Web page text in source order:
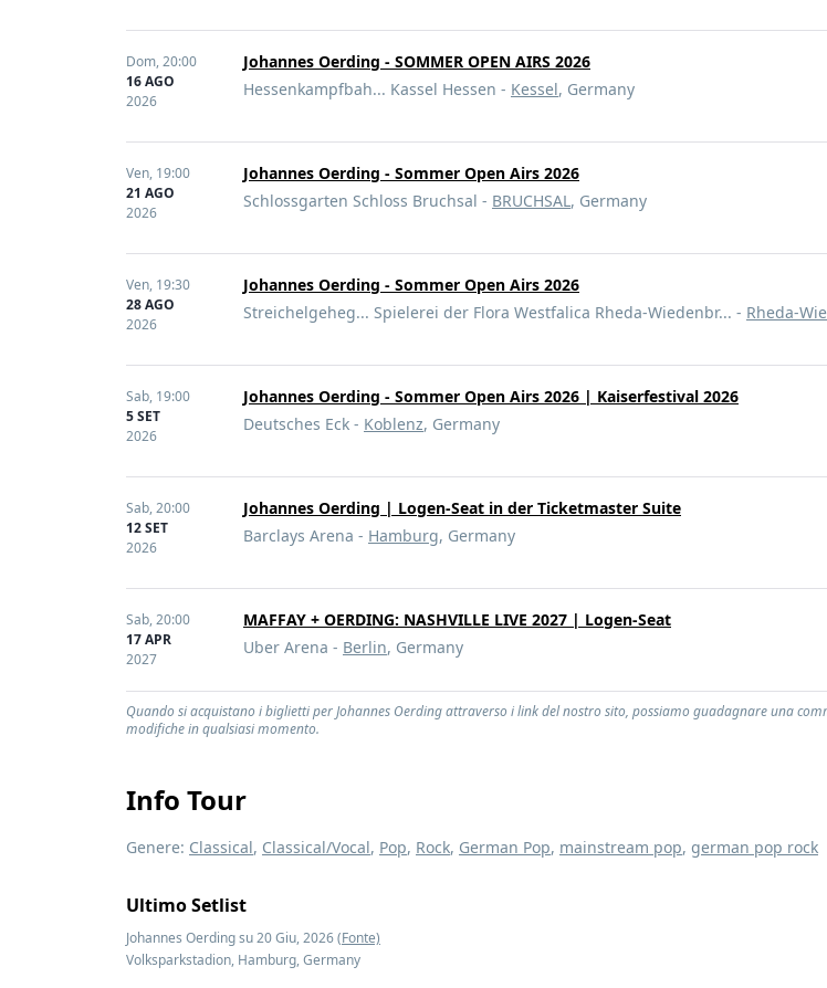
Dom,20:00
16 AGO
2026
Johannes Oerding - SOMMER OPEN AIRS 2026
Hessenkampfbah... Kassel Hessen - Kessel, Germany
Ven, 19:00
21 AGO
2026
Johannes Oerding - Sommer Open Airs 2026
Schlossgarten Schloss Bruchsal - BRUCHSAL, Germany
Ven, 19:30
28 AGO
2026
Johannes Oerding - Sommer Open Airs 2026
Streichelgeheg... Spielerei der Flora Westfalica Rheda-Wiedenbr... - Rheda-
Sab, 19:00
5 SET
2026
Johannes Oerding - Sommer Open Airs 2026 | Kaiserfestival 2026
Deutsches Eck - Koblenz, Germany
Sab,20:00
12 SET
2026
Johannes Oerding | Logen-Seat in der Ticketmaster Suite
Barclays Arena - Hamburg, Germany
Sab,20:00
17 APR
2027
MAFFAY + OERDING: NASHVILLE LIVE 2027 | Logen-Seat
Uber Arena - Berlin, Germany
Quando si acquistano i biglietti per Johannes Oerding attraverso i link del nostro sito, possiamo guadagnare una
modifiche in qualsiasi momento.
Info Tour
Genere: Classical, Classical/Vocal, Pop, Rock, German Pop, mainstream pop, german pop rock
Ultimo Setlist
Johannes Oerding su 20 Giu, 2026(Fonte)
Volksparkstadion, Hamburg, Germany